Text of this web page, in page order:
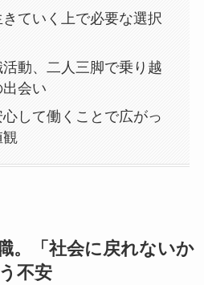
ていく上で必要な選択
動、二人三脚で乗り越
会い
して働くことで広がっ
。「社会に戻れないか
不安